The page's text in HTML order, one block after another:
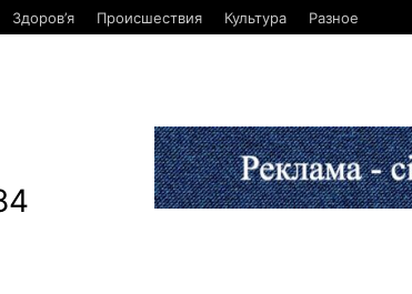
Здоров’я Происшествия Культура Разное